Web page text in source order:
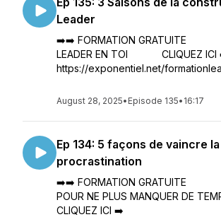
Leader
➡️➡️ FORMATION GRATUITE
LEADER EN TOI CLIQUEZ ICI
https://exponentiel.net/
August 28, 2025• Episode 135• 16:17
Ep 134: 5 façons de vaincre la
procrastination
➡️➡️ FORMATION GRATUITE
POUR NE PLUS MANQUER DE
CLIQUEZ ICI ➡️